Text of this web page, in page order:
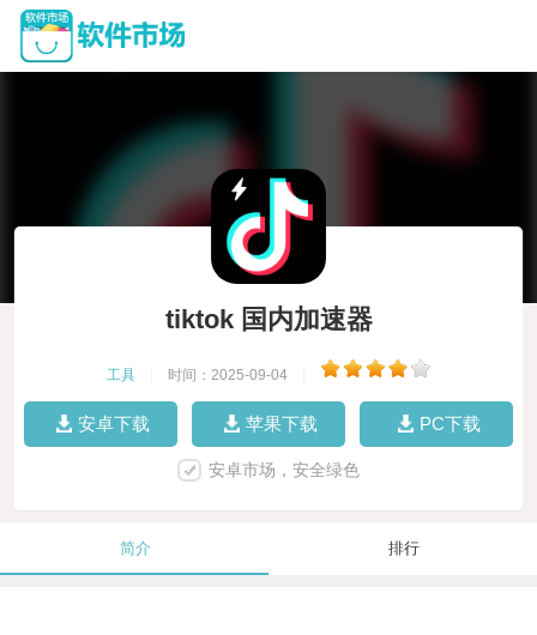
tiktok 国内加速器
工具 时间：2025-09-04
安卓下载 苹果下载 PC下载
安卓市场，安全绿色
简介 排行